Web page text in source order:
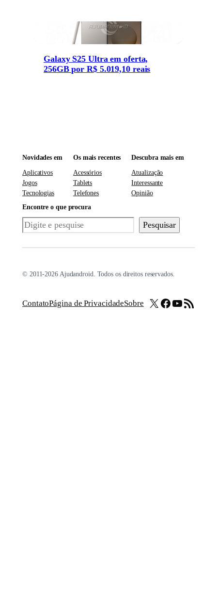
Galaxy S25 Ultra em oferta,
256GB por R$ 5.019,10 reais
Novidades em
Aplicativos
Jogos
Tecnologias
Os mais recentes
Acessórios
Tablets
Telefones
Descubra mais em
Atualização
Interessante
Opinião
Encontre o que procura
Pesquisar Pesquisar
© 2011-2026 Ajudandroid. Todos os direitos reservados.
ContatoPágina de PrivacidadeSobre X Facebook
Youtube
Feed RSS